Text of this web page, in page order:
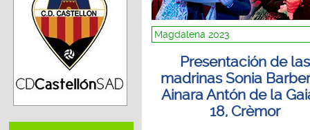
Magdalena 2023
Presentación de las
madrinas Sonia
Ainara Antón de la
18, Crèmor